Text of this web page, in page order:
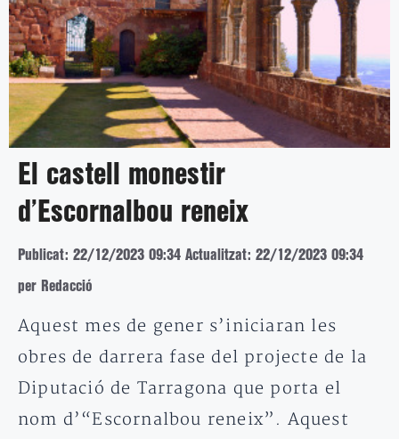
El castell monestir
d’Escornalbou reneix
Publicat: 22/12/2023 09:34 Actualitzat: 22/12/2023 09:34
per Redacció
Aquest mes de gener s’iniciaran les
obres de darrera fase del projecte de la
Diputació de Tarragona que porta el
nom d’“Escornalbou reneix”. Aquest